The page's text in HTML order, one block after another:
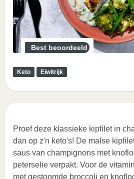
Best beoordeeld
Keto Eiwitrijk
Proef deze klassieke kipfilet in
dan op z'n keto's! De malse
saus van champignons met
peterselie verpakt. Voor de
met gestoomde broccoli en